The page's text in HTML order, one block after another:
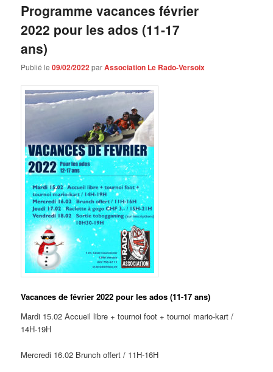
Programme vacances février
2022 pour les ados (11-17
ans)
Publié le09/02/2022parAssociation Le Rado-Versoix
Vacances de février 2022 pour les ados (11-17 ans)
Mardi 15.02 Accueil libre + tournoi foot + tournoi mario-kart /
14H-19H
Mercredi 16.02 Brunch offert / 11H-16H